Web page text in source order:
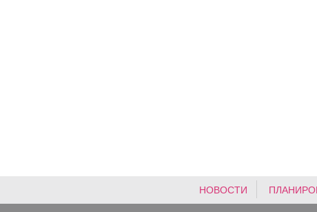
НОВОСТИ